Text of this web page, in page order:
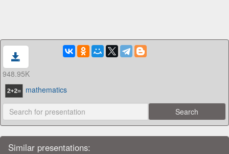
948.95K
mathematics
Similar presentations: